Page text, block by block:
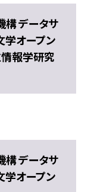
構 データサ
学オープン
報学研究
構 データサ
学オープン